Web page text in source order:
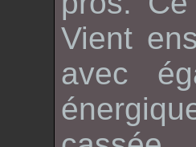
Vient
avec